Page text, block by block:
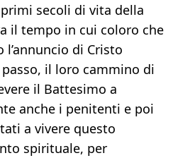
secoli di vita della
il tempo in cui coloro che
di Cristo
il loro cammino di
il Battesimo a
anche i penitenti e poi
a vivere questo
spirituale, per